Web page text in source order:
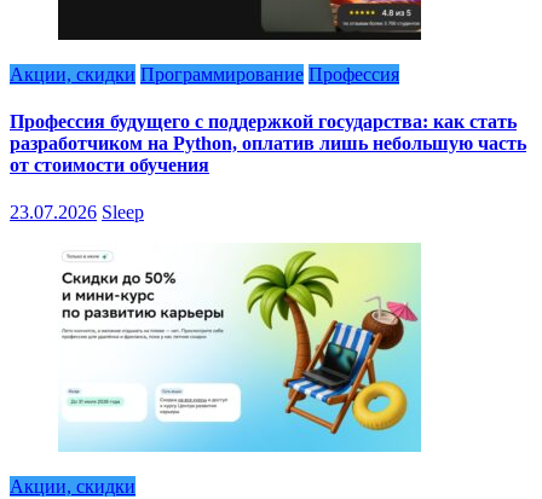
Акции, скидки Программирование Профессия
Профессия будущего с поддержкой государства: как стать
разработчиком на Python, оплатив лишь небольшую часть
от стоимости обучения
23.07.2026 Sleep
Акции, скидки